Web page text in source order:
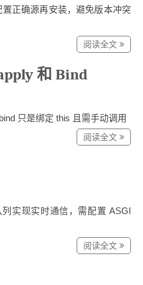
正确源再安装，避免版本冲突
阅读全文
和 Bind
只是绑定 this 且需手动调用
阅读全文
列实现实时通信，需配置 ASGI
阅读全文